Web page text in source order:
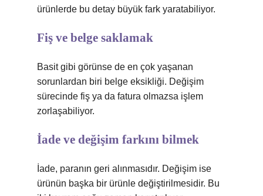
ürünlerde bu detay büyük fark yaratabiliyor.
Fiş ve belge saklamak
Basit gibi görünse de en çok yaşanan
sorunlardan biri belge eksikliği. Değişim
sürecinde fiş ya da fatura olmazsa işlem
zorlaşabiliyor.
İade ve değişim farkını bilmek
İade, paranın geri alınmasıdır. Değişim ise
ürünün başka bir ürünle değiştirilmesidir. Bu